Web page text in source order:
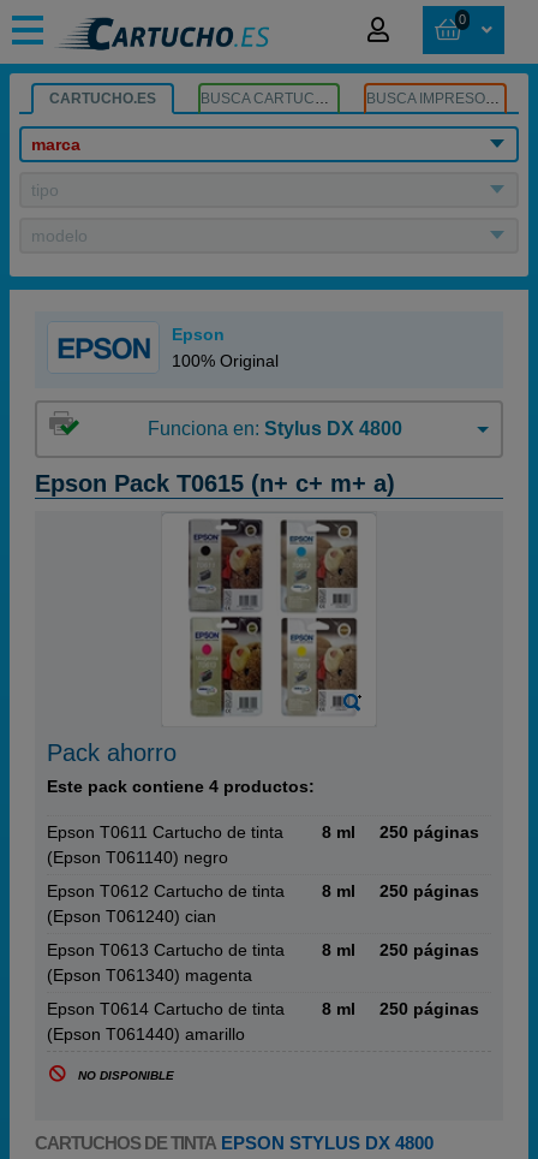
0
CARTUCHO.ES BUSCA CARTUCHOS BUSCA IMPRESORA
marca
tipo
modelo
Epson
100% Original
Funciona en: Stylus DX 4800
Epson Pack T0615 (n+ c+ m+ a)
Pack ahorro
Este pack contiene 4 productos:
Epson T0611 Cartucho de tinta
(Epson T061140) negro
8 ml 250 páginas
Epson T0612 Cartucho de tinta
(Epson T061240) cian
8 ml 250 páginas
Epson T0613 Cartucho de tinta
(Epson T061340) magenta
8 ml 250 páginas
Epson T0614 Cartucho de tinta
(Epson T061440) amarillo
8 ml 250 páginas
NO DISPONIBLE
CARTUCHOS DE TINTA EPSON STYLUS DX 4800